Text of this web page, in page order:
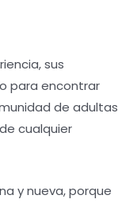
sus
para encontrar
de adultas
cualquier
y nueva, porque